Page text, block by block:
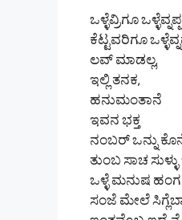
ಒಳ್ಳೆವ್ರಿಗೂ
ಕೆಟ್ಟವರಿಗೂ
ಲವ್ ಮಾಡಲ್ಲ,
ಇಲ್ಲಿ ತನಕ,
ಹನುಮಂತಾನೆ
ಇವನ ಭಕ್ತ
ನಂಬರ್ ಒನ್ನು
ತುಂಬ ಸಾಚ
ಒಳ್ಳೆ ಮನುಷ
ಸಂಜೆ ಮೇಲೆ